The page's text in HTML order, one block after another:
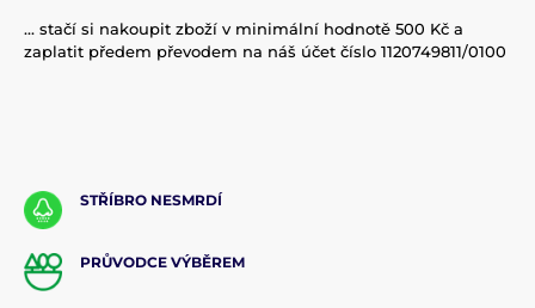
... stačí si nakoupit zboží v minimální hodnotě 500 Kč a
zaplatit předem převodem na náš účet číslo 1120749811/0100
STŘÍBRO NESMRDÍ
PRŮVODCE VÝBĚREM